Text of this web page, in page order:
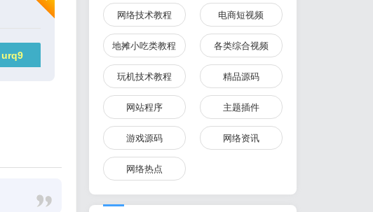
网络技术教程 电商短视频
地摊小吃类教程 各类综合视频
玩机技术教程 精品源码
网站程序 主题插件
游戏源码 网络资讯
网络热点